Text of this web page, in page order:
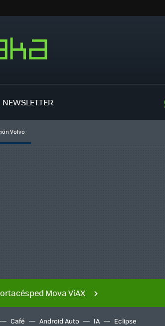
NEWSLETTER
Volvo
Mova ViAX
Café Android Auto IA Eclipse